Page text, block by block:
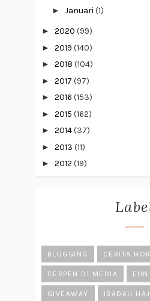
► Januari (1)
► 2020 (99)
► 2019 (140)
► 2018 (104)
► 2017 (97)
► 2016 (153)
► 2015 (162)
► 2014(37)
► 2013 (11)
► 2012 (19)
BLOGGING CERITA
CERPEN DI MEDIA
GIVEAWAY IBADAH